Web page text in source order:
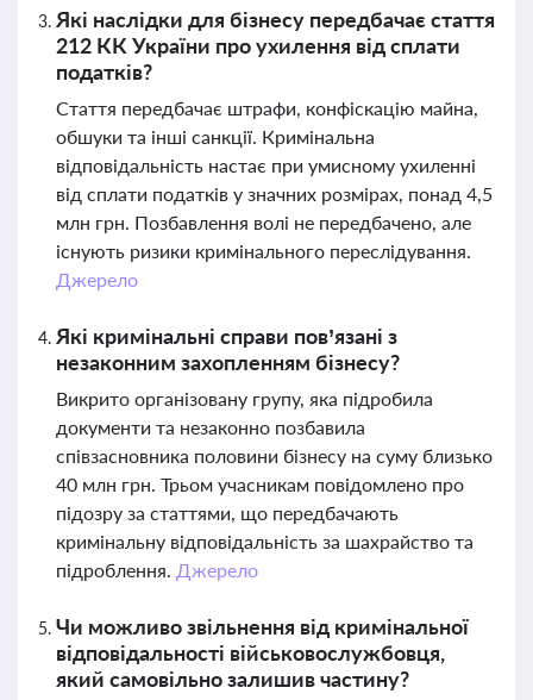
Які наслідки для бізнесу передбачає стаття
212 КК України про ухилення від сплати
податків?
Стаття передбачає штрафи, конфіскацію майна,
обшуки та інші санкції. Кримінальна
відповідальність настає при умисному ухиленні
від сплати податків у значних розмірах, понад 4,5
млн грн. Позбавлення волі не передбачено, але
існують ризики кримінального переслідування.
Джерело
Які кримінальні справи пов’язані з
незаконним захопленням бізнесу?
Викрито організовану групу, яка підробила
документи та незаконно позбавила
співзасновника половини бізнесу на суму близько
40 млн грн. Трьом учасникам повідомлено про
підозру за статтями, що передбачають
кримінальну відповідальність за шахрайство та
підроблення. Джерело
Чи можливо звільнення від кримінальної
відповідальності військовослужбовця,
який самовільно залишив частину?